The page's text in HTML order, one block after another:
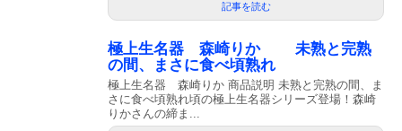
記事を読む
極上生名器 森崎りか 未熟と完熟
の間、まさに食べ頃熟れ
極上生名器 森崎りか 商品説明 未熟と完熟の間、ま
さに食べ頃熟れ頃の極上生名器シリーズ登場！森崎
りかさんの締ま...